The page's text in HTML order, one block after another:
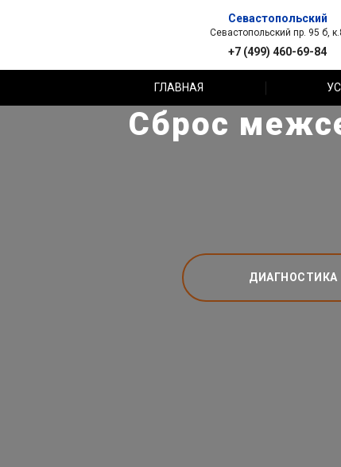
Севастопольский
Севастопольский пр. 95 б,
+7 (499) 460-69-84
ГЛАВНАЯ
Сброс
ДИАГНОСТИКА